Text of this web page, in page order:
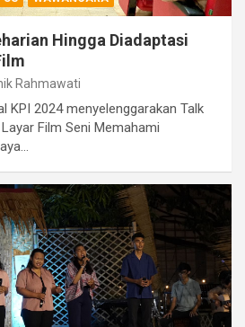
Hingga Diadaptasi
Rahmawati
KPI 2024 menyelenggarakan Talk
Film Seni Memahami